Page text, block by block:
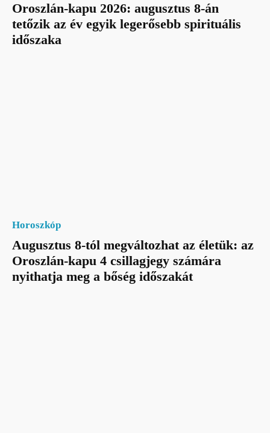
Oroszlán-kapu 2026: augusztus 8-án
tetőzik az év egyik legerősebb spirituális
időszaka
Horoszkóp
Augusztus 8-tól megváltozhat az életük: az
Oroszlán-kapu 4 csillagjegy számára
nyithatja meg a bőség időszakát